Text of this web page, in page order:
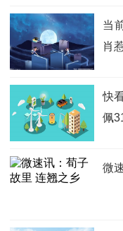
当
肖
快
佩
微